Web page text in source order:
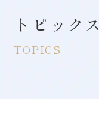
トピックス
TOPICS